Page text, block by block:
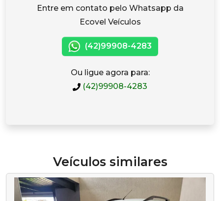
Entre em contato pelo Whatsapp da
Ecovel Veículos
(42)99908-4283
Ou ligue agora para:
(42)99908-4283
Veículos similares